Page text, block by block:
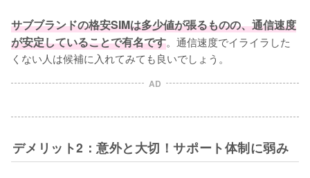
サブブランドの格安SIMは多少値が張るものの、通信速度
が安定していることで有名です。通信速度でイライラした
くない人は候補に入れてみても良いでしょう。
AD
デメリット2：意外と大切！サポート体制に弱み